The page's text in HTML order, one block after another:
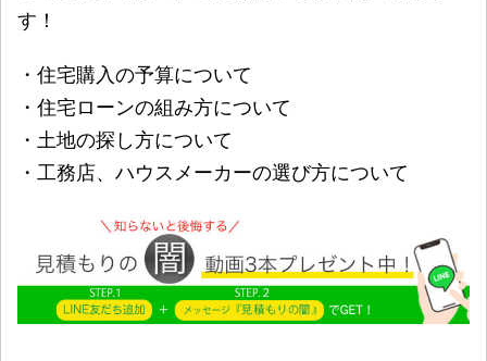
す！
・住宅購入の予算について
・住宅ローンの組み方について
・土地の探し方について
・工務店、ハウスメーカーの選び方について